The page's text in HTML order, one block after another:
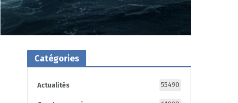
Catégories
Actualités 55490